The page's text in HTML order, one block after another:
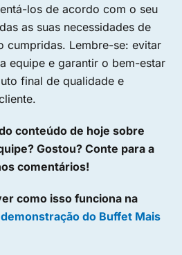
los de acordo com o seu
as suas necessidades de
cumpridas. Lembre-se: evitar
equipe e garantir o bem-estar
final de qualidade e
conteúdo de hoje sobre
Gostou? Conte para a
comentários!
como isso funciona na
do Buffet Mais